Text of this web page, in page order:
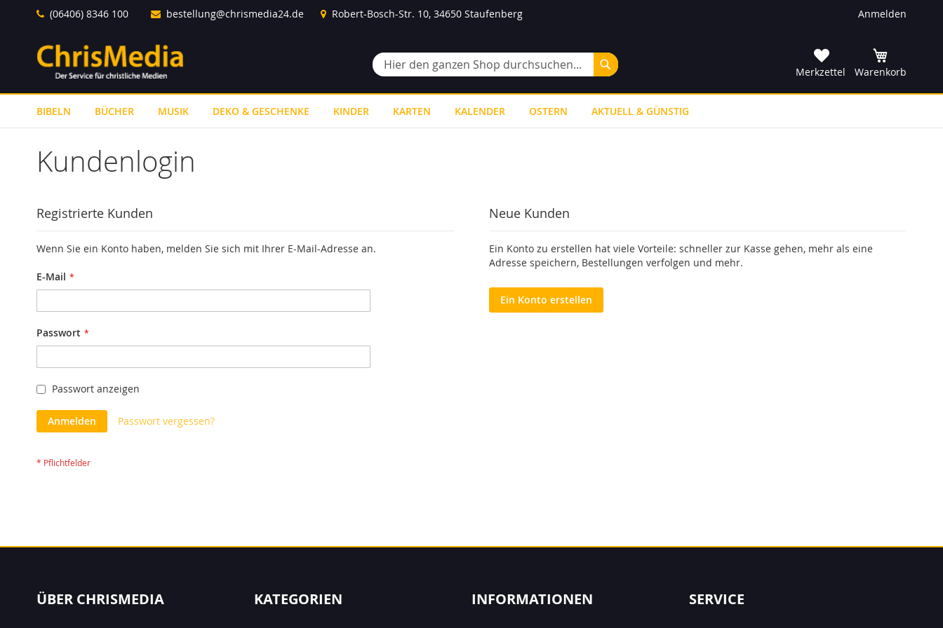
Direkt
Inhalt
Anmelden
(06406) 8346 100 bestellung@chrismedia24.de Robert-Bosch-Str. 10, 34650 Staufenberg
Suche
Suche
Merkzettel
Warenkorb
BIBELN BÜCHER MUSIK DEKO & GESCHENKE KINDER KARTEN KALENDER OSTERN AKTUELL & GÜNSTIG
Kundenlogin
Registrierte Kunden
Wenn Sie ein Konto haben, melden Sie sich mit Ihrer E-Mail-Adresse an.
E-Mail
Passwort
Passwort anzeigen
Anmelden Passwort vergessen?
Neue Kunden
Ein Konto zu erstellen hat viele Vorteile: schneller zur Kasse gehen, mehr als eine
Adresse speichern, Bestellungen verfolgen und mehr.
Ein Konto erstellen
ÜBER CHRISMEDIA KATEGORIEN INFORMATIONEN SERVICE